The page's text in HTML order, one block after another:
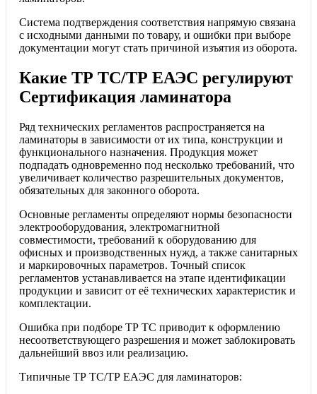
Система подтверждения соответствия напрямую связана
с исходными данными по товару, и ошибки при выборе
документации могут стать причиной изъятия из оборота.
Какие ТР ТС/ТР ЕАЭС регулируют
Сертификация ламинатора
Ряд технических регламентов распространяется на
ламинаторы в зависимости от их типа, конструкции и
функционального назначения. Продукция может
подпадать одновременно под несколько требований, что
увеличивает количество разрешительных документов,
обязательных для законного оборота.
Основные регламенты определяют нормы безопасности
электрооборудования, электромагнитной
совместимости, требований к оборудованию для
офисных и производственных нужд, а также санитарных
и маркировочных параметров. Точный список
регламентов устанавливается на этапе идентификации
продукции и зависит от её технических характеристик и
комплектации.
Ошибка при подборе ТР ТС приводит к оформлению
несоответствующего разрешения и может заблокировать
дальнейший ввоз или реализацию.
Типичные ТР ТС/ТР ЕАЭС для ламинаторов: